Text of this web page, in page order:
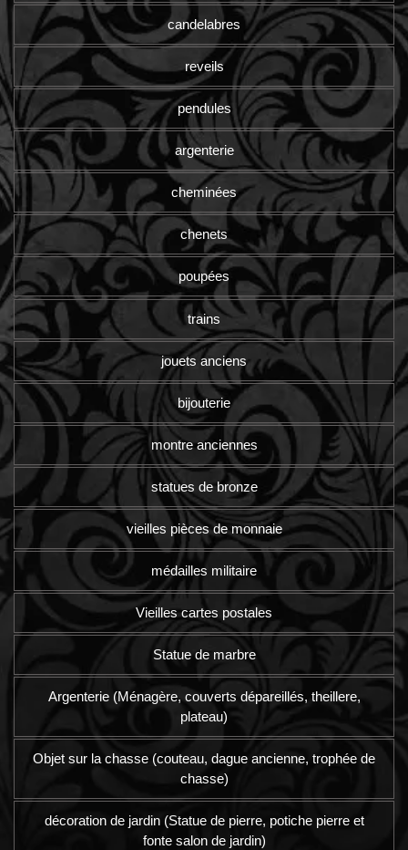
candelabres
reveils
pendules
argenterie
cheminées
chenets
poupées
trains
jouets anciens
bijouterie
montre anciennes
statues de bronze
vieilles pièces de monnaie
médailles militaire
Vieilles cartes postales
Statue de marbre
Argenterie (Ménagère, couverts dépareillés, theillere,
plateau)
Objet sur la chasse (couteau, dague ancienne, trophée de
chasse)
décoration de jardin (Statue de pierre, potiche pierre et
fonte salon de jardin)